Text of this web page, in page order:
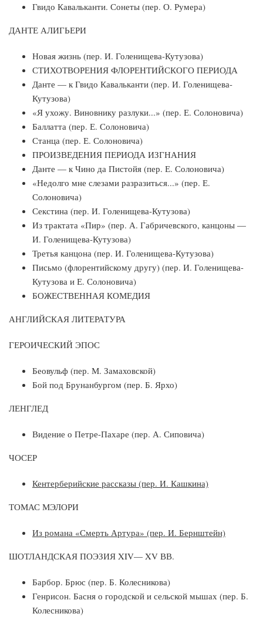
Гвидо Кавальканти. Сонеты (пер. О. Румера)
ДАНТЕ АЛИГЬЕРИ
Новая жизнь (пер. И. Голенищева-Кутузова)
СТИХОТВОРЕНИЯ ФЛОРЕНТИЙСКОГО ПЕРИОДА
Данте — к Гвидо Кавальканти (пер. И. Голенищева-
Кутузова)
«Я ухожу. Виновнику разлуки...» (пер. Е. Солоновича)
Баллатта (пер. Е. Солоновича)
Станца (пер. Е. Солоновича)
ПРОИЗВЕДЕНИЯ ПЕРИОДА ИЗГНАНИЯ
Данте — к Чино да Пистойя (пер. Е. Солоновича)
«Недолго мне слезами разразиться...» (пер. Е.
Солоновича)
Секстина (пер. И. Голенищева-Кутузова)
Из трактата «Пир» (пер. А. Габричевского, канцоны —
И. Голенищева-Кутузо­ва)
Третья канцона (пер. И. Голенищева-Кутузова)
Письмо (флорентийскому другу) (пер. И. Голенищева-
Кутузова и Е. Солонови­ча)
БОЖЕСТВЕННАЯ КОМЕДИЯ
АНГЛИЙСКАЯ ЛИТЕРАТУРА
ГЕРОИЧЕСКИЙ ЭПОС
Беовульф (пер. М. Замаховской)
Бой под Брунанбургом (пер. Б. Ярхо)
ЛЕНГЛЕД
Видение о Петре-Пахаре (пер. А. Сиповича)
ЧОСЕР
Кентерберийские рассказы (пер. И. Кашкина)
ТОМАС МЭЛОРИ
Из романа «Смерть Артура» (пер. И. Бернштейн)
ШОТЛАНДСКАЯ ПОЭЗИЯ XIV— XV ВВ.
Барбор. Брюс (пер. Б. Колесникова)
Генрисон. Басня о городской и сельской мышах (пер. Б.
Колесникова)